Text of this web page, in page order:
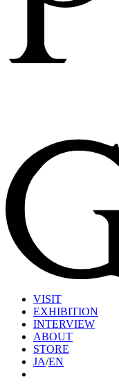
VISIT
EXHIBITION
INTERVIEW
ABOUT
STORE
JA/EN